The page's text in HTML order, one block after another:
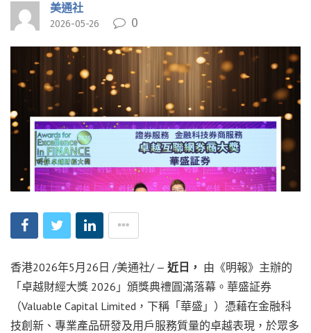
美通社
2026-05-26 0
香港2026年5月26日 /美通社/ — 近日， 由《明報》主辦的
「卓越財經大獎 2026」頒獎典禮圓滿落幕。華盛証券
（Valuable Capital Limited，下稱「華盛」）憑藉在金融科
技創新、專業產品研發及用戶服務質量的卓越表現，於眾多